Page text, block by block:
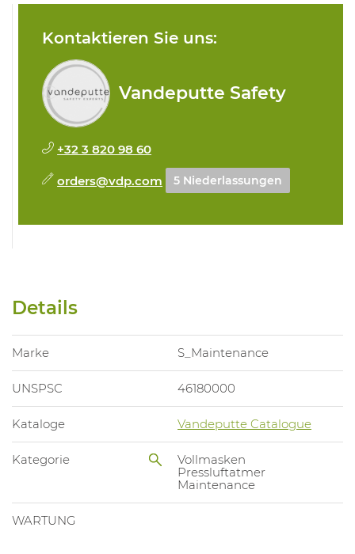
Kontaktieren Sie uns:
Vandeputte Safety
+32 3 820 98 60
orders@vdp.com 5 Niederlassungen
Details
Marke S_Maintenance
UNSPSC 46180000
Kataloge Vandeputte Catalogue
Kategorie
Vollmasken
Pressluftatmer
Maintenance
WARTUNG